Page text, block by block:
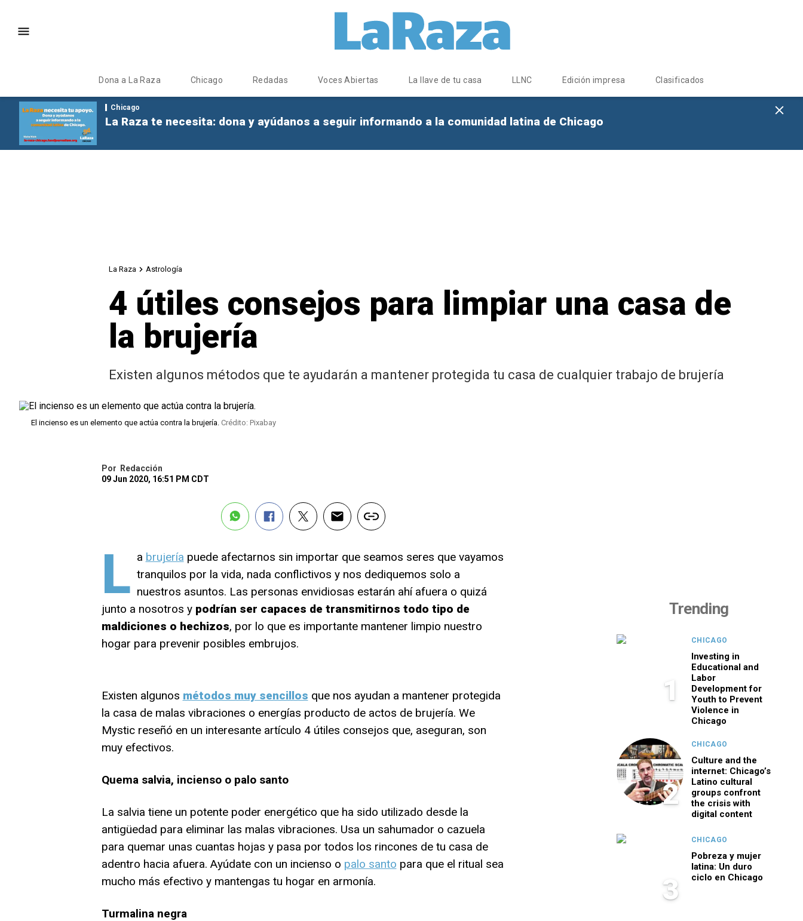
Dona a La Raza Chicago Redadas Voces Abiertas La llave de tu casa LLNC Edición impresa Clasificados
Chicago
La Raza te necesita: dona y ayúdanos a seguir informando a la comunidad latina de Chicago
La Raza Astrología
4 útiles consejos para limpiar una casa de
la brujería
Existen algunos métodos que te ayudarán a mantener protegida tu casa de cualquier trabajo de brujería
El incienso es un elemento que actúa contra la brujería. Crédito: Pixabay
Por
Redacción
09 Jun 2020, 16:51 PM CDT
L a brujería puede afectarnos sin importar que seamos seres que vayamos
tranquilos por la vida, nada conflictivos y nos dediquemos solo a
nuestros asuntos. Las personas envidiosas estarán ahí afuera o quizá
junto a nosotros y podrían ser capaces de transmitirnos todo tipo de
maldiciones o hechizos, por lo que es importante mantener limpio nuestro
hogar para prevenir posibles embrujos.
Existen algunos métodos muy sencillos que nos ayudan a mantener protegida
la casa de malas vibraciones o energías producto de actos de brujería. We
Mystic reseñó en un interesante artículo 4 útiles consejos que, aseguran, son
muy efectivos.
Quema salvia, incienso o palo santo
La salvia tiene un potente poder energético que ha sido utilizado desde la
antigüedad para eliminar las malas vibraciones. Usa un sahumador o cazuela
para quemar unas cuantas hojas y pasa por todos los rincones de tu casa de
adentro hacia afuera. Ayúdate con un incienso o palo santo para que el ritual sea
mucho más efectivo y mantengas tu hogar en armonía.
Turmalina negra
Trending
1
CHICAGO
Investing in
Educational and
Labor
Development for
Youth to Prevent
Violence in
Chicago
2
CHICAGO
Culture and the
internet: Chicago’s
Latino cultural
groups confront
the crisis with
digital content
3
CHICAGO
Pobreza y mujer
latina: Un duro
ciclo en Chicago